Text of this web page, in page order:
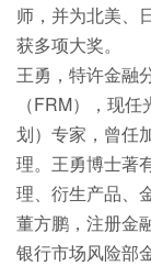
师，并为北美、
获多项大奖。
王勇，特许金融
（FRM），现
划）专家，曾任
理。王勇博士著
理、衍生产品、
董方鹏，注册金
银行市场风险部